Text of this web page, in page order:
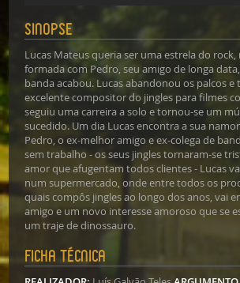
Sinopse
Lucas Mateus queria ser uma estrela do rock,
formada com Pedro, seu amigo de longa
banda acabou. Lucas abandonou os palcos e
excelente compositor do jingles para filmes
seguiu uma carreira a solo e tornou-se um
sucedido. Um dia Lucas encontra a sua
Pedro, o ex-melhor amigo e ex-colega de
sem trabalho - os seus jingles tornaram-se
amor que afugentam todos clientes - Lucas
num supermercado, onde entre todos os
quais compôs jingles ao longo dos anos, vai
amigo e um novo interesse amoroso que se
um traje de dinossauro.
Ficha técnica